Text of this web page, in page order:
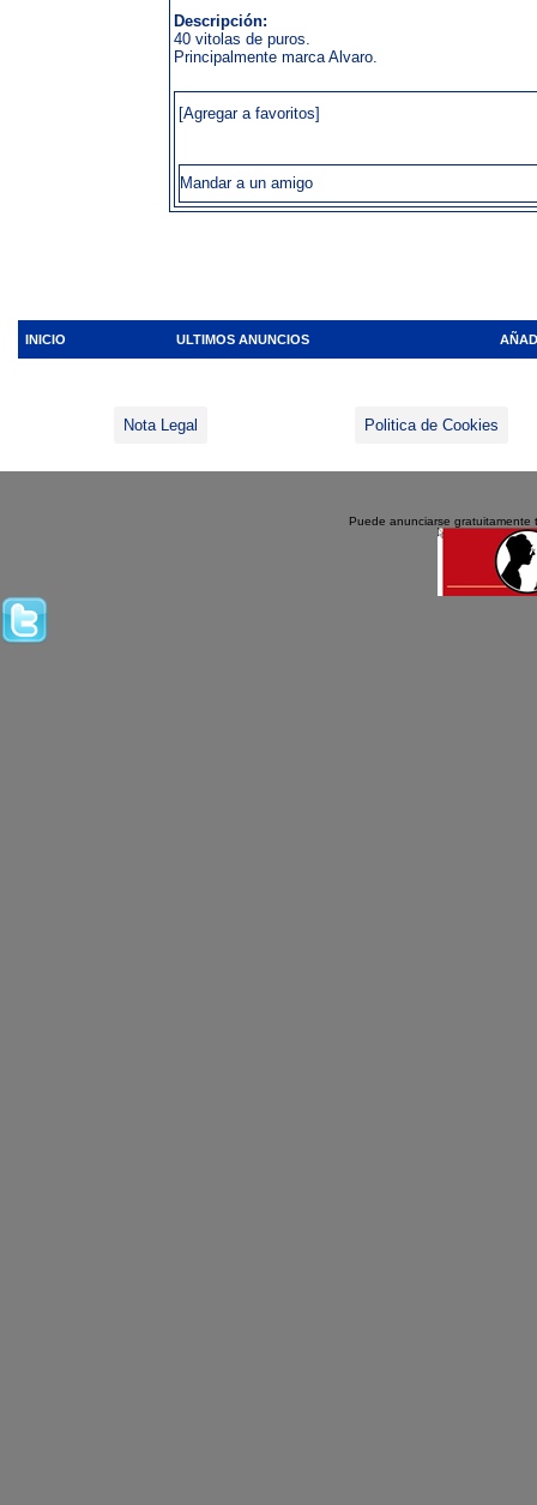
Descripción:
40 vitolas de puros.
Principalmente marca Alvaro.
[Agregar a favoritos]
Mandar a un amigo
INICIO ULTIMOS ANUNCIOS
Nota Legal Politica de Cookies
Puede anunciarse